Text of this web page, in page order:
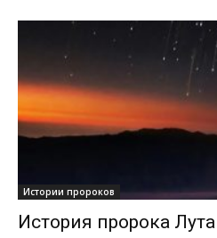
Истории пророков